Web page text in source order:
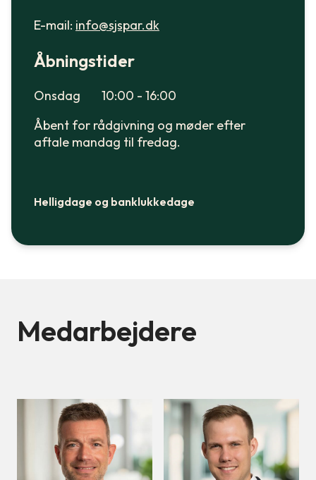
E-mail: info@sjspar.dk
Åbningstider
Onsdag
10:00 - 16:00
Åbent for rådgivning og møder efter
aftale mandag til fredag.
Helligdage og banklukkedage
Medarbejdere